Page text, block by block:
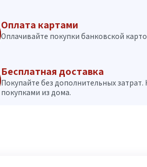
Оплата картами
Оплачивайте покупки банковской
Бесплатная доставка
Покупайте без дополнительных затрат.
покупками из дома.